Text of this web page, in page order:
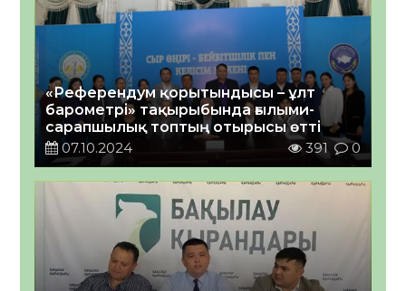
«Референдум қорытындысы – ұлт
барометрі» тақырыбында ғылыми-
сарапшылық топтың отырысы өтті
07.10.2024
391 0